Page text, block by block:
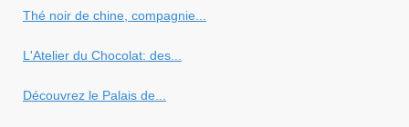
Thé noir de chine, compagnie...
L'Atelier du Chocolat: des...
Découvrez le Palais de...